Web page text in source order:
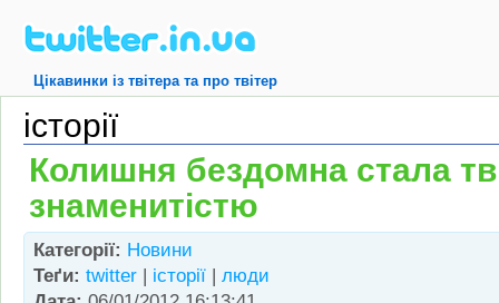
Цікавинки із твітера та про твітер
історії
Колишня бездомна стала
знаменитістю
Категорії: Новини
Теґи: twitter | історії | люди